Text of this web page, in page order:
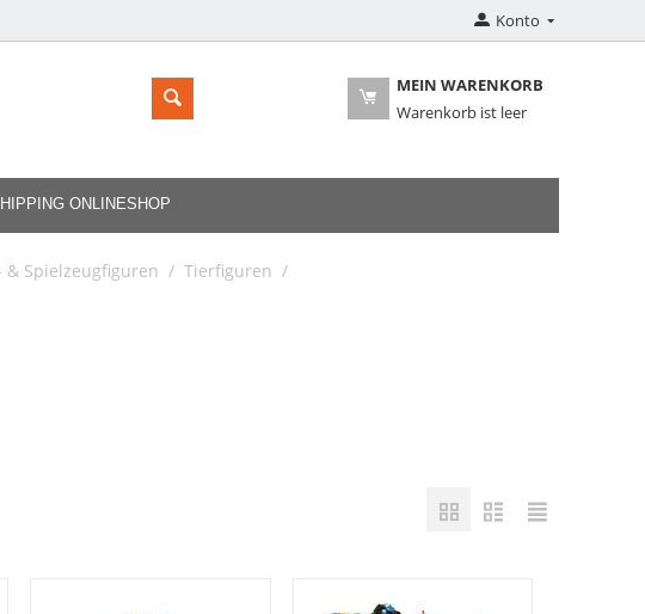
Konto
MEIN WARENKORB
Warenkorb ist leer
ONLINESHOP
& Spielzeugfiguren / Tierfiguren /